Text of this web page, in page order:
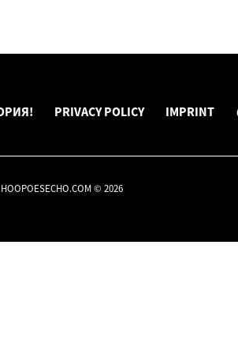
PRIVACY POLICY IMPRINT
HOOPOESECHO.COM © 2026